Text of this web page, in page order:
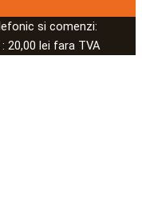
si comenzi:
lei fara TVA